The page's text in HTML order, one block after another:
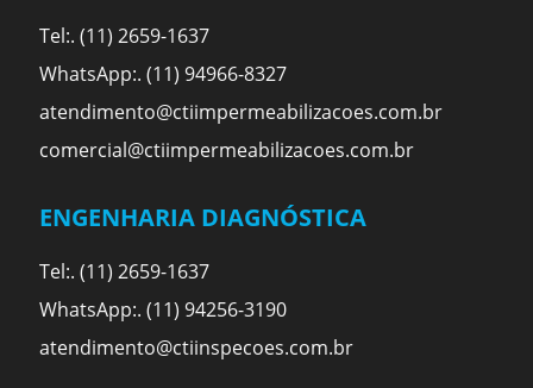
Tel:. (11) 2659-1637
WhatsApp:. (11) 94966-8327
atendimento@ctiimpermeabilizacoes.com.br
comercial@ctiimpermeabilizacoes.com.br
ENGENHARIA DIAGNÓSTICA
Tel:. (11) 2659-1637
WhatsApp:. (11) 94256-3190
atendimento@ctiinspecoes.com.br